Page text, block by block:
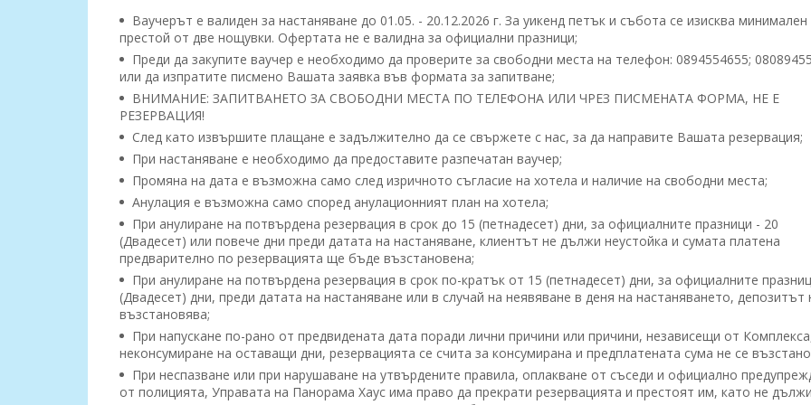
Ваучерът е валиден за настаняване до 01.05. - 20.12.2026 г. За уикенд петък и събота се изисква минимален
престой от две нощувки. Офертата не е валидна за официални празници;
Преди да закупите ваучер е необходимо да проверите за свободни места на телефон: 0894554655;
или да изпратите писмено Вашата заявка във формата за запитване;
ВНИМАНИЕ: ЗАПИТВАНЕТО ЗА СВОБОДНИ МЕСТА ПО ТЕЛЕФОНА ИЛИ ЧРЕЗ ПИСМЕНАТА ФОРМА, НЕ Е
РЕЗЕРВАЦИЯ!
След като извършите плащане е задължително да се свържете с нас, за да направите Вашата резервация;
При настаняване е необходимо да предоставите разпечатан ваучер;
Промяна на дата е възможна само след изричното съгласие на хотела и наличие на свободни места;
Анулация е възможна само според анулационният план на хотела;
При анулиране на потвърдена резервация в срок до 15 (петнадесет) дни, за официалните празници - 20
(Двадесет) или повече дни преди датата на настаняване, клиентът не дължи неустойка и сумата платена
предварително по резервацията ще бъде възстановена;
При анулиране на потвърдена резервация в срок по-кратък от 15 (петнадесет) дни, за официалните
(Двадесет) дни, преди датата на настаняване или в случай на неявяване в деня на настаняването, депозитът
възстановява;
При напускане по-рано от предвидената дата поради лични причини или причини, независещи от
неконсумиране на оставащи дни, резервацията се счита за консумирана и предплатената сума не се
При неспазване или при нарушаване на утвърдените правила, оплакване от съседи и официално
от полицията, Управата на Панорама Хаус има право да прекрати резервацията и престоят им, като не дължи